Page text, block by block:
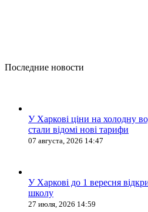
Последние новости
У Харкові ціни на холодну
стали відомі нові тарифи
07 августа, 2026 14:47
У Харкові до 1 вересня
школу
27 июля, 2026 14:59